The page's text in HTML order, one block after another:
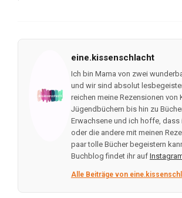
eine.kissenschlacht
Ich bin Mama von zwei
und wir sind absolut
reichen meine Rezensionen von
Jügendbüchern bis hin zu
Erwachsene und ich hoffe, dass
oder die andere mit meinen
paar tolle Bücher begeistern
Buchblog findet ihr auf
Alle Beiträge von